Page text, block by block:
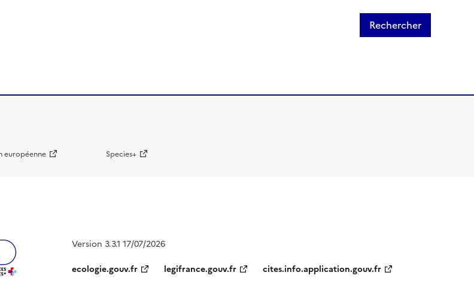
Rechercher
européenne Species+
Version 3.3.1 17/07/2026
ecologie.gouv.fr
legifrance.gouv.fr cites.info.application.gouv.fr